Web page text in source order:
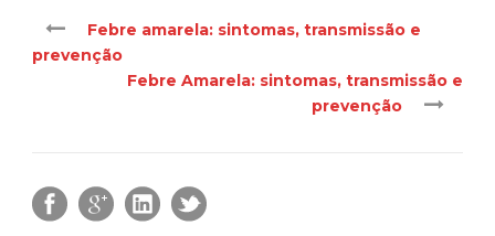
Febre amarela: sintomas, transmissão e
prevenção
Febre Amarela: sintomas, transmissão e
prevenção